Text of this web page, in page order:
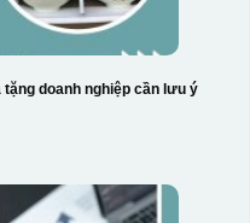
doanh nghiệp cần lưu ý